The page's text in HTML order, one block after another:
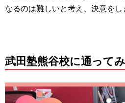
なるのは難しいと考え、決意をし
武田塾熊谷校に通って